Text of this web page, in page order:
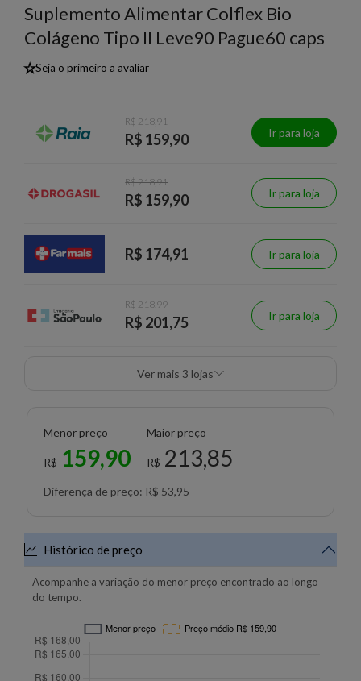
Suplemento Alimentar Colflex Bio
Colágeno Tipo II Leve90 Pague60 caps
★Seja o primeiro a avaliar
R$ 218,91
R$ 159,90 Ir para loja
R$ 218,91
R$ 159,90 Ir para loja
R$ 174,91 Ir para loja
R$ 218,99
R$ 201,75 Ir para loja
Ver mais 3 lojas
Menor preço
R$ 159,90
Maior preço
R$ 213,85
Diferença de preço: R$ 53,95
Histórico de preço
Acompanhe a variação do menor preço encontrado ao longo
do tempo.